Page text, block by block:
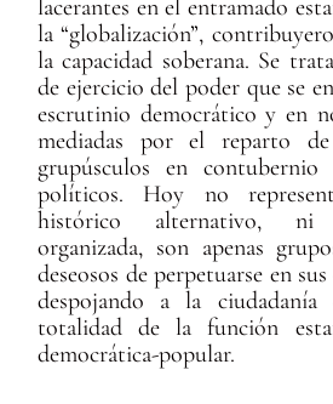
lacerantes en el entramado
la “globalización”,
la capacidad soberana. Se
de ejercicio del poder que se
escrutinio democrático y en
mediadas por el reparto de
grupúsculos en
políticos. Hoy no
histórico alternativo, ni
organizada, son apenas
deseosos de perpetuarse en
despojando a la
totalidad de la función
democrática-popular.